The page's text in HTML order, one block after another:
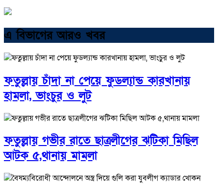
এ বিভাগের আরও খবর
ফতুল্লায় চাঁদা না পেয়ে ফুডল্যান্ড কারখানায়
হামলা, ভাংচুর ও লুট
ফতুল্লায় গভীর রাতে ছাত্রলীগের ঝটিকা মিছিল
আটক ৫,থানায় মামলা